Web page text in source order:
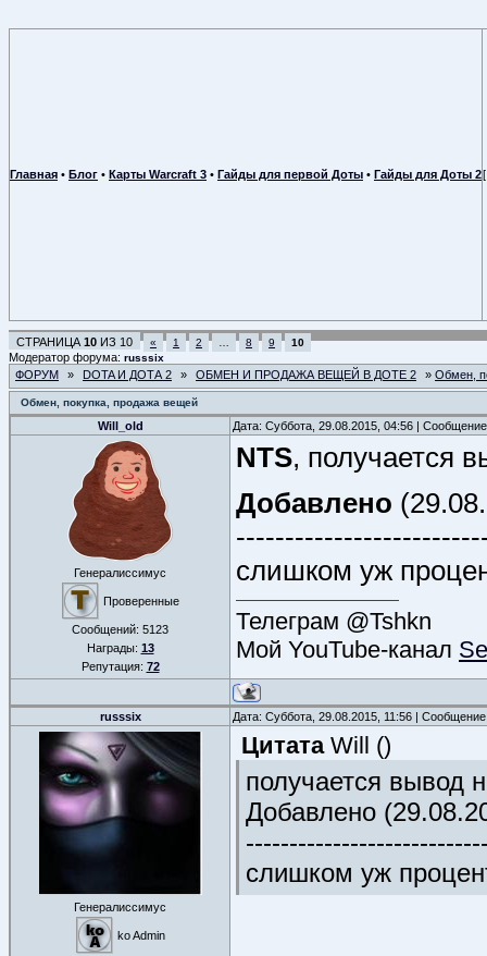
Главная • Блог • Карты Warcraft 3 • Гайды для первой Доты • Гайды для Доты 2
СТРАНИЦА 10 ИЗ 10 « 1 2 8 9 10
Модератор форума: russsix
ФОРУМ » DOTA И ДОТА 2 » ОБМЕН И ПРОДАЖА ВЕЩЕЙ В ДОТЕ 2 » Обмен,
Обмен, покупка, продажа вещей
Will_old Дата: Суббота, 29.08.2015, 04:56 |
Генералиссимус
Проверенные
Сообщений: 5123
Награды: 13
Репутация: 72
NTS, получается
Добавлено
слишком уж
Телеграм @Tshkn
Мой YouTube-канал
russsix Дата: Суббота, 29.08.2015, 11:56 |
Генералиссимус
ko Admin
Цитата Will ()
получается вывод
Добавлено
слишком уж